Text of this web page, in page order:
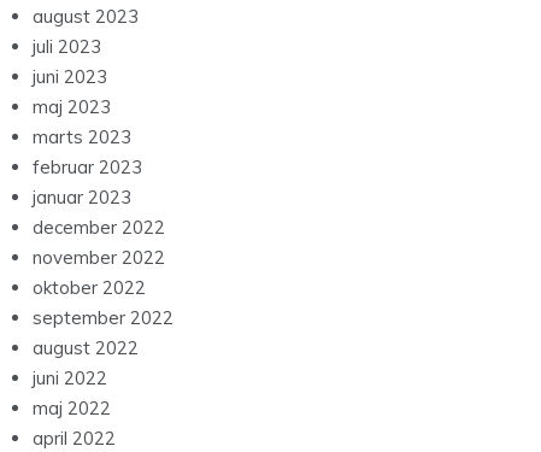
august 2023
juli 2023
juni 2023
maj 2023
marts 2023
februar 2023
januar 2023
december 2022
november 2022
oktober 2022
september 2022
august 2022
juni 2022
maj 2022
april 2022